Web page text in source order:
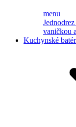
menu
vaničkou
Kuchynské